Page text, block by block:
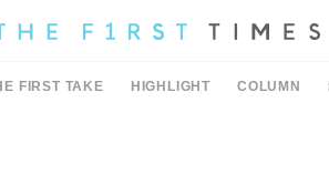
FIRST TAKE HIGHLIGHT COLUMN